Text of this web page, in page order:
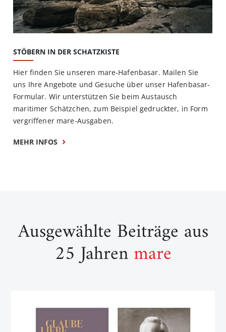
STÖBERN IN DER SCHATZKISTE
Hier finden Sie unseren mare-Hafenbasar. Mailen Sie
uns Ihre Angebote und Gesuche über unser Hafenbasar-
Formular. Wir unterstützen Sie beim Austausch
maritimer Schätzchen, zum Beispiel gedruckter, in Form
vergriffener mare-Ausgaben.
MEHR INFOS
Ausgewählte Beiträge aus
25 Jahrenmare